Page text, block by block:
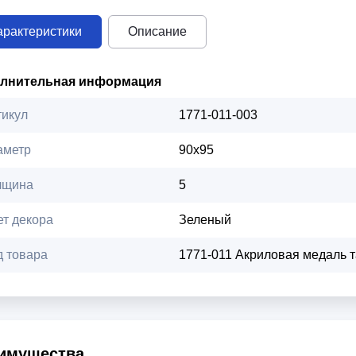
Описание
информация
1771-011-003
90х95
5
декора Зеленый
товара 1771-011 Акриловая медаль